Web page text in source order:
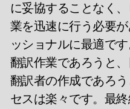
に妥協することなく
業を迅速に行う必要
ッショナルに最適で
翻訳作業であろうと
翻訳者の作成であろ
セスは楽々です。最